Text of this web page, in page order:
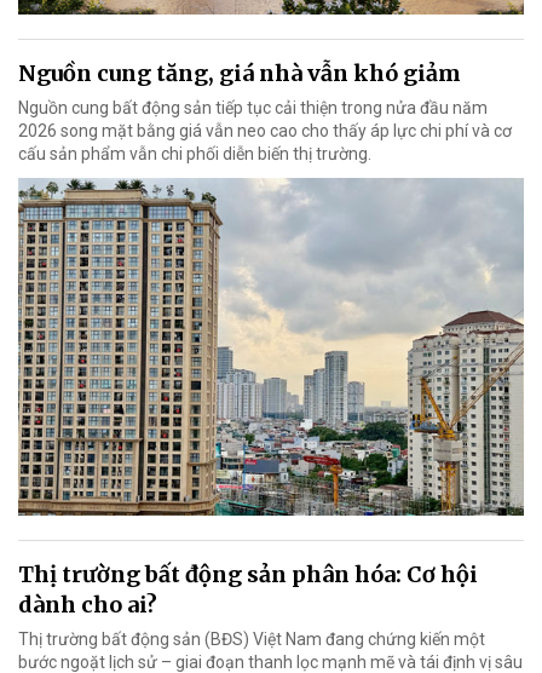
Nguồn cung tăng, giá nhà vẫn khó giảm
Nguồn cung bất động sản tiếp tục cải thiện trong nửa đầu năm
2026 song mặt bằng giá vẫn neo cao cho thấy áp lực chi phí và cơ
cấu sản phẩm vẫn chi phối diễn biến thị trường.
Thị trường bất động sản phân hóa: Cơ hội
dành cho ai?
Thị trường bất động sản (BĐS) Việt Nam đang chứng kiến một
bước ngoặt lịch sử – giai đoạn thanh lọc mạnh mẽ và tái định vị sâu